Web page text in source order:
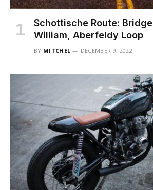
Schottische Route:
William, Aberfeldy Loop
BY MITCHEL DECEMBER 9, 2022